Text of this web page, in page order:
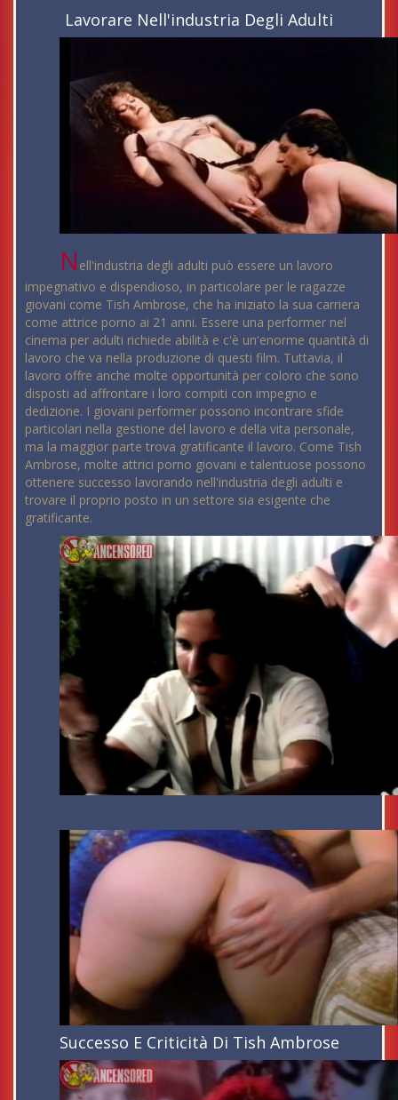
Lavorare Nell'industria Degli Adulti
N ell'industria degli adulti può essere un lavoro
impegnativo e dispendioso, in particolare per le ragazze
giovani come Tish Ambrose, che ha iniziato la sua carriera
come attrice porno ai 21 anni. Essere una performer nel
cinema per adulti richiede abilità e c'è un'enorme quantità di
lavoro che va nella produzione di questi film. Tuttavia, il
lavoro offre anche molte opportunità per coloro che sono
disposti ad affrontare i loro compiti con impegno e
dedizione. I giovani performer possono incontrare sfide
particolari nella gestione del lavoro e della vita personale,
ma la maggior parte trova gratificante il lavoro. Come Tish
Ambrose, molte attrici porno giovani e talentuose possono
ottenere successo lavorando nell'industria degli adulti e
trovare il proprio posto in un settore sia esigente che
gratificante.
Successo E Criticità Di Tish Ambrose